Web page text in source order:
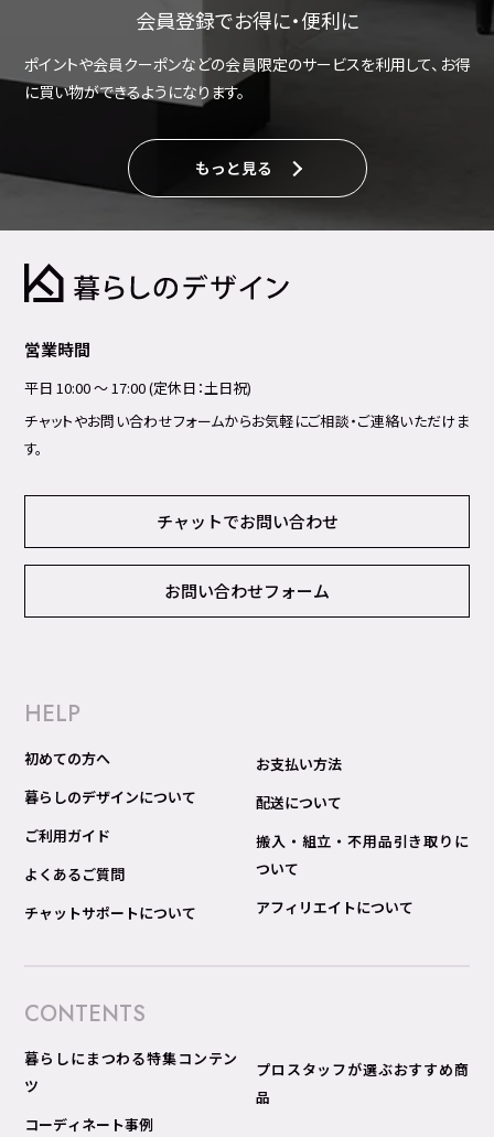
会員登録でお得に・便利に
ポイントや会員クーポンなどの会員限定のサービスを利用して、お得
に買い物ができるようになります。
もっと見る
営業時間
平日 10:00 ～ 17:00 (定休日：土日祝)
チャットやお問い合わせフォームからお気軽にご相談・ご連絡いただけま
す。
チャットでお問い合わせ
お問い合わせフォーム
HELP
初めての方へ
暮らしのデザインについて
ご利用ガイド
よくあるご質問
チャットサポートについて
お支払い方法
配送について
搬入・組立・不用品引き取りに
ついて
アフィリエイトについて
CONTENTS
暮らしにまつわる特集コンテン
ツ
コーディネート事例
プロスタッフが選ぶおすすめ商
品